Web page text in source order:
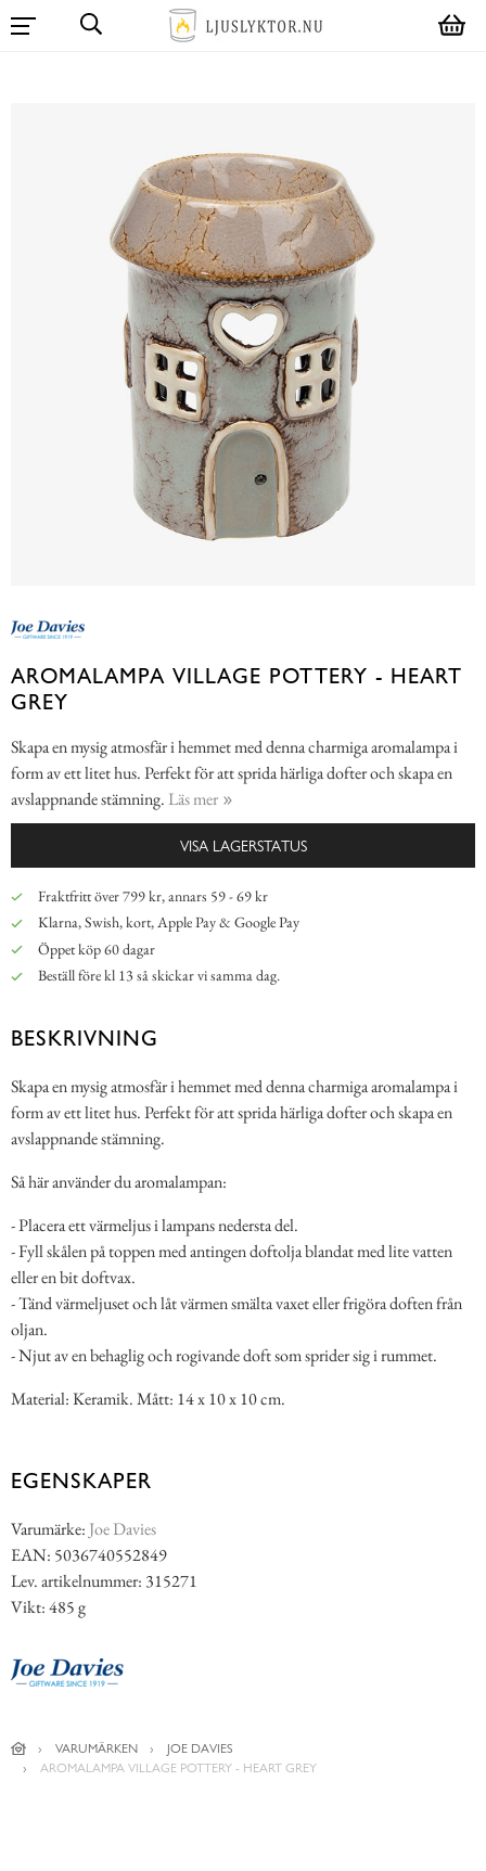
AROMALAMPA VILLAGE POTTERY - HEART
GREY
Skapa en mysig atmosfär i hemmet med denna charmiga aromalampa i
form av ett litet hus. Perfekt för att sprida härliga dofter och skapa en
avslappnande stämning. Läs mer
VISA LAGERSTATUS
Fraktfritt över 799 kr, annars 59 - 69 kr
Klarna, Swish, kort, Apple Pay & Google Pay
Öppet köp 60 dagar
Beställ före kl 13 så skickar vi samma dag.
BESKRIVNING
Skapa en mysig atmosfär i hemmet med denna charmiga aromalampa i
form av ett litet hus. Perfekt för att sprida härliga dofter och skapa en
avslappnande stämning.
Så här använder du aromalampan:
- Placera ett värmeljus i lampans nedersta del.
- Fyll skålen på toppen med antingen doftolja blandat med lite vatten
eller en bit doftvax.
- Tänd värmeljuset och låt värmen smälta vaxet eller frigöra doften från
oljan.
- Njut av en behaglig och rogivande doft som sprider sig i rummet.
Material: Keramik. Mått: 14 x 10 x 10 cm.
EGENSKAPER
Varumärke: Joe Davies
EAN: 5036740552849
Lev. artikelnummer: 315271
Vikt: 485 g
VARUMÄRKEN
JOE DAVIES
AROMALAMPA VILLAGE POTTERY - HEART GREY